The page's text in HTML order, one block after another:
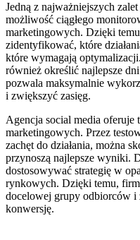
Jedną z najważniejszych
możliwość‍ ciągłego⁢
marketingowych. Dzięki
zidentyfikować, które
które wymagają
również określić najlepsze
pozwala maksymalnie
i zwiększyć zasięg.
Agencja social media oferuje
marketingowych. Przez
zachęt do działania, można
przynoszą najlepsze wyniki.
dostosowywać strategię w
⁢rynkowych. Dzięki temu,
‍docelowej grupy odbiorców i
konwersję.